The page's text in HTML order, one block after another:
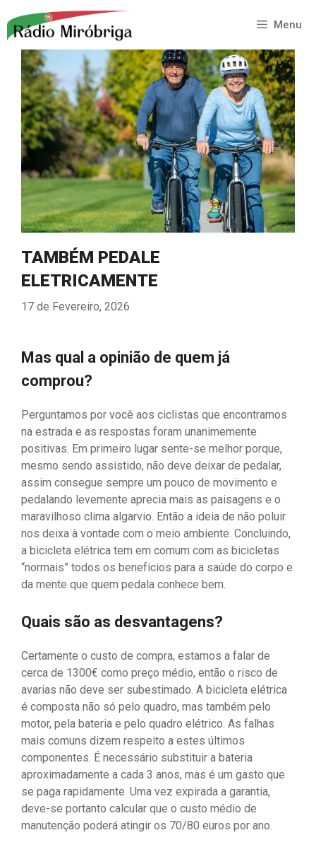
para
conteúdo
Menu
TAMBÉM PEDALE
ELETRICAMENTE
17 de Fevereiro, 2026
Mas qual a opinião de quem já
comprou?
Perguntamos por você aos ciclistas que encontramos
na estrada e as respostas foram unanimemente
positivas. Em primeiro lugar sente-se melhor porque,
mesmo sendo assistido, não deve deixar de pedalar,
assim consegue sempre um pouco de movimento e
pedalando levemente aprecia mais as paisagens e o
maravilhoso clima algarvio. Então a ideia de não poluir
nos deixa à vontade com o meio ambiente. Concluindo,
a bicicleta elétrica tem em comum com as bicicletas
“normais” todos os benefícios para a saúde do corpo e
da mente que quem pedala conhece bem.
Quais são as desvantagens?
Certamente o custo de compra, estamos a falar de
cerca de 1300€ como preço médio, então o risco de
avarias não deve ser subestimado. A bicicleta elétrica
é composta não só pelo quadro, mas também pelo
motor, pela bateria e pelo quadro elétrico. As falhas
mais comuns dizem respeito a estes últimos
componentes. É necessário substituir a bateria
aproximadamente a cada 3 anos, mas é um gasto que
se paga rapidamente. Uma vez expirada a garantia,
deve-se portanto calcular que o custo médio de
manutenção poderá atingir os 70/80 euros por ano.